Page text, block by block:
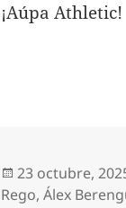
¡Aúpa Athletic!
Publicado
el
23 octubre,
Rego,Álex